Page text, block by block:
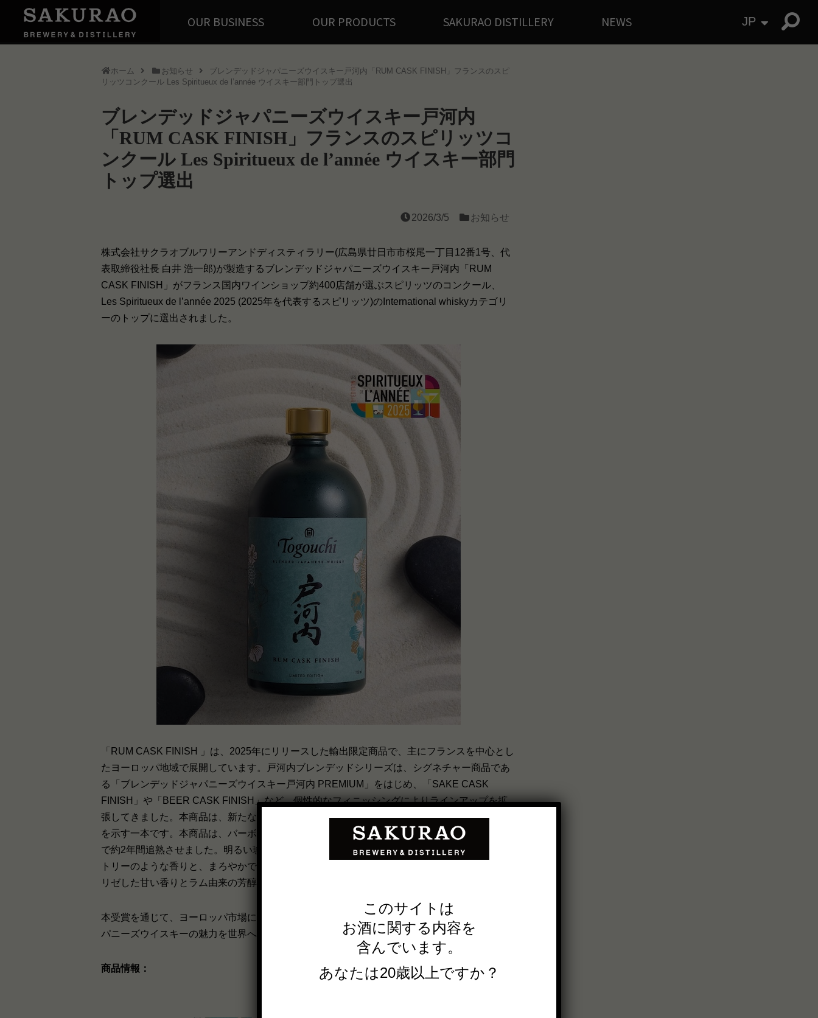
OUR BUSINESS OUR PRODUCTS SAKURAO DISTILLERY NEWS JP
ホーム お知らせ
ブレンデッドジャパニーズウイスキー戸河内「RUM CASK FINISH」フランスのスピ
リッツコンクール Les Spiritueux de l’année ウイスキー部門トップ選出
ブレンデッドジャパニーズウイスキー戸河内
「RUM CASK FINISH」フランスのスピリッツコ
ンクール Les Spiritueux de l’année ウイスキー部門
トップ選出
2026/3/5 お知らせ
株式会社サクラオブルワリーアンドディスティラリー(広島県廿日市市桜尾一丁目12番1号、代
表取締役社長 白井 浩一郎)が製造するブレンデッドジャパニーズウイスキー戸河内「RUM
CASK FINISH」がフランス国内ワインショップ約400店舗が選ぶスピリッツのコンクール、
Les Spiritueux de l’année 2025 (2025年を代表するスピリッツ)のInternational whiskyカテゴリ
ーのトップに選出されました。
「RUM CASK FINISH 」は、2025年にリリースした輸出限定商品で、主にフランスを中心とし
たヨーロッパ地域で展開しています。戸河内ブレンデッドシリーズは、シグネチャー商品であ
る「ブレンデッドジャパニーズウイスキー戸河内 PREMIUM」をはじめ、「SAKE CASK
FINISH」や「BEER CASK FINISH」など、個性的なフィニッシングによりラインアップを拡
張してきました。本商品は、新たな樽熟成のアプローチにより、同シリーズのさらなる可能性
を示す一本です。本商品は、バーボン樽など複数の樽で約2年間熟成した原酒を、さらにラム樽
で約2年間追熟させました。明るい琥珀色の「RUM CASK FINISH」は、バニラを思わせるペス
トリーのような香りと、まろやかで甘みのある味わいが特徴です。フィニッシュにはキャラメ
リゼした甘い香りとラム由来の芳醇な香りが重なり、奥行きのある余韻が続きます。
本受賞を通じて、ヨーロッパ市場におけるブランド認知のさらなる向上を図るとともに、ジャ
パニーズウイスキーの魅力を世界へ発信してまいります。
商品情報：
このサイトは
お酒に関する内容を
含んでいます。
あなたは20歳以上ですか？